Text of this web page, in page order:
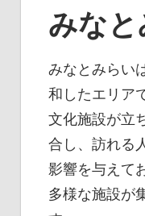
みな
みなとみらい
和したエリア
文化施設が立
合し、訪れる
影響を与えて
多様な施設が